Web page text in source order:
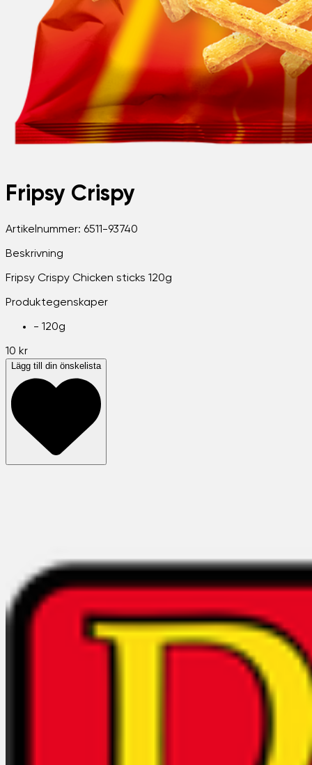
Fripsy Crispy
Artikelnummer: 6511-93740
Beskrivning
Fripsy Crispy Chicken sticks 120g
Produktegenskaper
- 120g
10 kr
Lägg till din önskelista